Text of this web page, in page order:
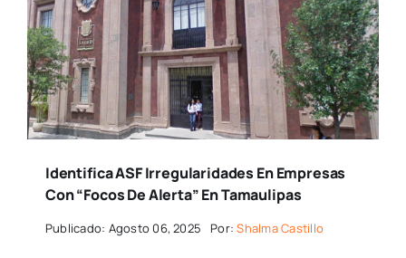
Identifica ASF Irregularidades En Empresas
Con “focos De Alerta” En Tamaulipas
Publicado: Agosto 06, 2025 Por:Shalma Castillo